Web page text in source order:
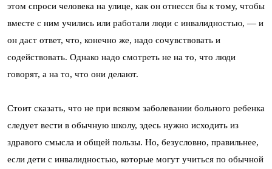
этом спроси человека на улице, как он отнесся бы к тому, чтобы
вместе с ним учились или работали люди с инвалидностью, — и
он даст ответ, что, конечно же, надо сочувствовать и
содействовать. Однако надо смотреть не на то, что люди
говорят, а на то, что они делают.
Стоит сказать, что не при всяком заболевании больного ребенка
следует вести в обычную школу, здесь нужно исходить из
здравого смысла и общей пользы. Но, безусловно, правильнее,
если дети с инвалидностью, которые могут учиться по обычной